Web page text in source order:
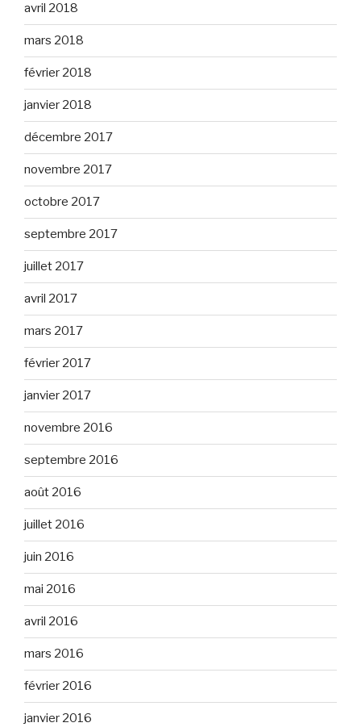
avril 2018
mars 2018
février 2018
janvier 2018
décembre 2017
novembre 2017
octobre 2017
septembre 2017
juillet 2017
avril 2017
mars 2017
février 2017
janvier 2017
novembre 2016
septembre 2016
août 2016
juillet 2016
juin 2016
mai 2016
avril 2016
mars 2016
février 2016
janvier 2016